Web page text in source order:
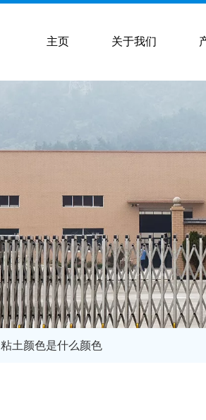
主页 关于我们
粘土颜色是什么颜色